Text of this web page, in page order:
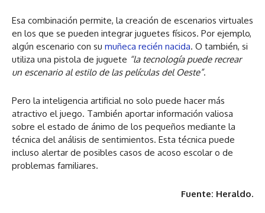
Esa combinación permite, la creación de escenarios virtuales
en los que se pueden integrar juguetes físicos. Por ejemplo,
algún escenario con su muñeca recién nacida. O también, si
utiliza una pistola de juguete “la tecnología puede recrear
un escenario al estilo de las películas del Oeste”.
Pero la inteligencia artificial no solo puede hacer más
atractivo el juego. También aportar información valiosa
sobre el estado de ánimo de los pequeños mediante la
técnica del análisis de sentimientos. Esta técnica puede
incluso alertar de posibles casos de acoso escolar o de
problemas familiares.
Fuente: Heraldo.